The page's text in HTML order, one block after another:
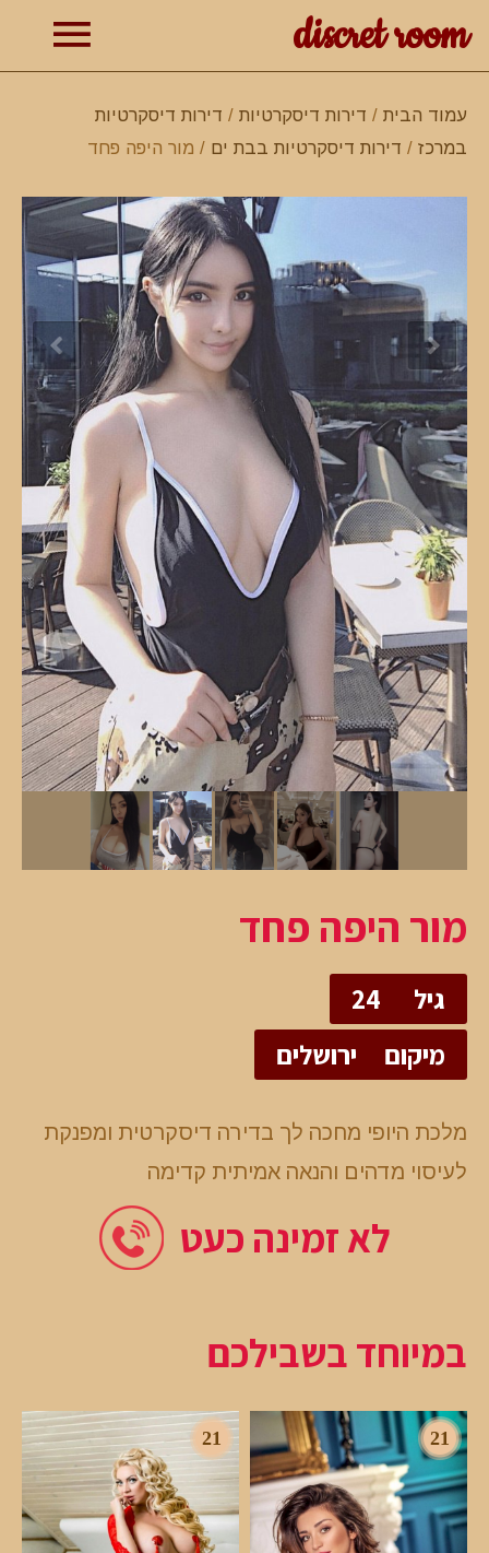
discret room
עמוד הבית / דירות דיסקרטיות / דירות דיסקרטיות
במרכז / דירות דיסקרטיות בבת ים / מור היפה פחד
מור היפה פחד
גיל
24
מיקום
ירושלים
מלכת היופי מחכה לך בדירה דיסקרטית ומפנקת
לעיסוי מדהים והנאה אמיתית קדימה
לא זמינה כעט
במיוחד בשבילכם
21
21